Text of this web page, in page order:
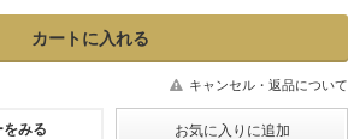
キャンセル・返品について
みる